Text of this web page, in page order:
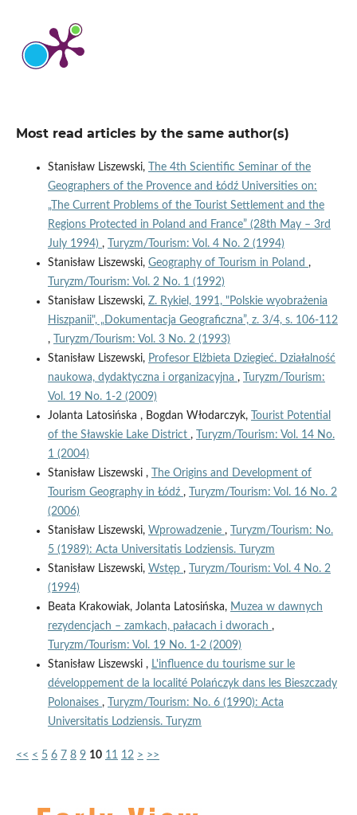
Most read articles by the same author(s)
Stanisław Liszewski,
The 4th Scientific Seminar of the
Geographers of the Provence and Łódź Universities on:
„The Current Problems of the Tourist Settlement and the
Regions Protected in Poland and France” (28th May – 3rd
July 1994) ,
Turyzm/Tourism: Vol. 4 No. 2 (1994)
Stanisław Liszewski, Geography of Tourism in Poland ,
Turyzm/Tourism: Vol. 2 No. 1 (1992)
Stanisław Liszewski, Z. Rykiel, 1991, "Polskie wyobrażenia
Hiszpanii", „Dokumentacja Geograficzna”, z. 3/4, s. 106-112
,
Turyzm/Tourism: Vol. 3 No. 2 (1993)
Stanisław Liszewski, Profesor Elżbieta Dziegieć. Działalność
naukowa, dydaktyczna i organizacyjna ,
Turyzm/Tourism:
Vol. 19 No. 1-2 (2009)
Jolanta Latosińska , Bogdan Włodarczyk,
Tourist Potential
of the Sławskie Lake District ,
Turyzm/Tourism: Vol. 14 No.
1 (2004)
Stanisław Liszewski ,
The Origins and Development of
Tourism Geography in Łódź ,
Turyzm/Tourism: Vol. 16 No. 2
(2006)
Stanisław Liszewski, Wprowadzenie ,
Turyzm/Tourism: No.
5 (1989): Acta Universitatis Lodziensis. Turyzm
Stanisław Liszewski, Wstęp ,
Turyzm/Tourism: Vol. 4 No. 2
(1994)
Beata Krakowiak, Jolanta Latosińska, Muzea w dawnych
rezydencjach – zamkach, pałacach i dworach ,
Turyzm/Tourism: Vol. 19 No. 1-2 (2009)
Stanisław Liszewski , L'influence du tourisme sur le
développement de la localité Polańczyk dans les Bieszczady
Polonaises ,
Turyzm/Tourism: No. 6 (1990): Acta
Universitatis Lodziensis. Turyzm
<< < 5 6 7 8 9 10 11 12 > >>